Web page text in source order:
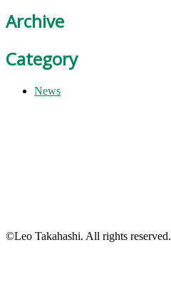
Archive
Category
News
©Leo Takahashi. All rights reserved.